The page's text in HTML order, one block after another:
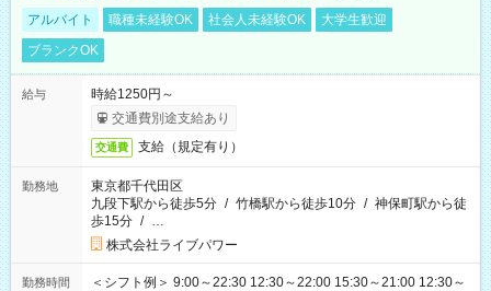
アルバイト 職種未経験OK 社会人未経験OK
大学生歓迎
ブランクOK
給与
時給1250円～
交通費別途支給あり
交通費 支給（規定有り）
勤務地
東京都千代田区
九段下駅から徒歩5分 / 竹橋駅から徒歩10分 / 神保町駅から徒
歩15分 / …
株式会社ライブパワー
勤務時間
＜シフト例＞ 9:00～22:30 12:30～22:00 15:30～21:00 12:30～